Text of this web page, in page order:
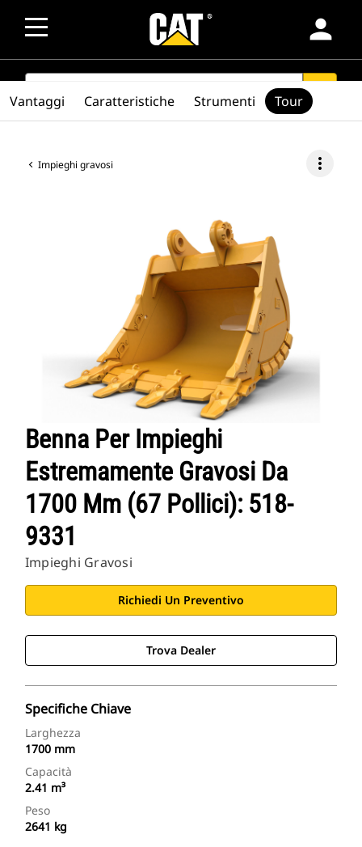
person
SEARCH search
Impieghi gravosi more_vert
Benna Per Impieghi
Estremamente Gravosi Da
1700 Mm (67 Pollici): 518-
9331
Impieghi Gravosi
Richiedi Un Preventivo
Trova Dealer
Specifiche Chiave
Larghezza
1700 mm
Capacità
2.41 m³
Peso
2641 kg
Vantaggi Caratteristiche Strumenti Tour